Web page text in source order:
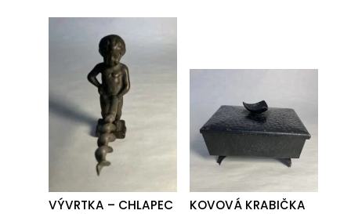
VÝVRTKA – CHLAPEC KOVOVÁ KRABIČKA